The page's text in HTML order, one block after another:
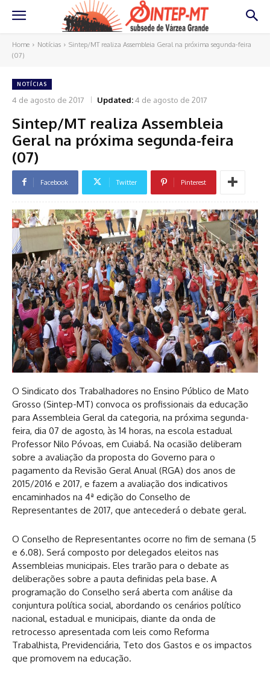
Home Notícias
Sintep/MT realiza Assembleia Geral na próxima segunda-feira
(07)
NOTÍCIAS
4 de agosto de 2017 Updated:4 de agosto de 2017
Sintep/MT realiza Assembleia
Geral na próxima segunda-feira
(07)
Facebook Twitter Pinterest
O Sindicato dos Trabalhadores no Ensino Público de Mato
Grosso (Sintep-MT) convoca os profissionais da educação
para Assembleia Geral da categoria, na próxima segunda-
feira, dia 07 de agosto, às 14 horas, na escola estadual
Professor Nilo Póvoas, em Cuiabá. Na ocasião deliberam
sobre a avaliação da proposta do Governo para o
pagamento da Revisão Geral Anual (RGA) dos anos de
2015/2016 e 2017, e fazem a avaliação dos indicativos
encaminhados na 4ª edição do Conselho de
Representantes de 2017, que antecederá o debate geral.
O Conselho de Representantes ocorre no fim de semana (5
e 6.08). Será composto por delegados eleitos nas
Assembleias municipais. Eles trarão para o debate as
deliberações sobre a pauta definidas pela base. A
programação do Conselho será aberta com análise da
conjuntura política social, abordando os cenários político
nacional, estadual e municipais, diante da onda de
retrocesso apresentada com leis como Reforma
Trabalhista, Previdenciária, Teto dos Gastos e os impactos
que promovem na educação.